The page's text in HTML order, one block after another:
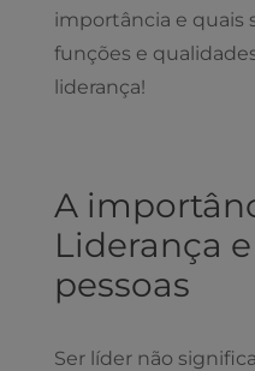
importância e quais
funções e
liderança!
A
Liderança
pessoas
Ser líder não